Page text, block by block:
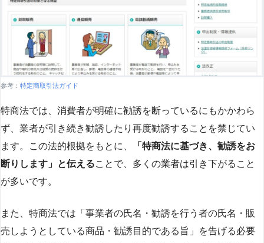
参考： 特定商取引法ガイド
特商法では、消費者が明確に勧誘を断っているにもかかわら
ず、業者が引き続き勧誘したり再度勧誘することを禁じてい
ます。この法的根拠をもとに、
「特商法に基づき、勧誘をお
断りします」と伝えることで、多くの業者は引き下がること
が多いです​​。
また、特商法では「事業者の氏名・勧誘を行う者の氏名・販
売しようとしている商品・勧誘目的である旨」を告げる必要